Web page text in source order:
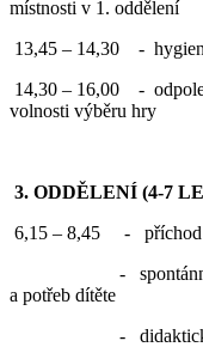
místnosti v 1. oddělení
13,45 – 14,30 -
14,30 – 16,00 -
volnosti výběru hry
3. ODDĚLENÍ (4-7
6,15 – 8,45 - příchod
- spontánní herní
a potřeb dítěte
- didakticky